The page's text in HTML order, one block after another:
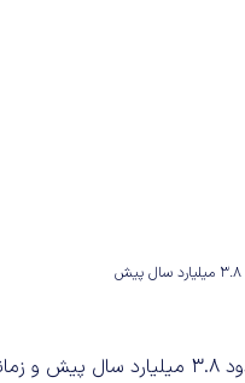
طبق اعلام اداره ملی اقیانوسی و جوی،